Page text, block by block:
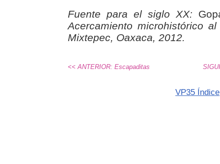
Fuente para el siglo XX:
Acercamiento microhistórico
Mixtepec, Oaxaca, 2012.
<< ANTERIOR: Escapaditas
VP35 Índice